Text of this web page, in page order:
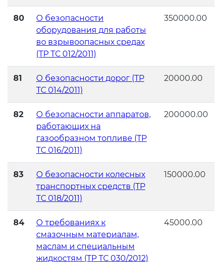
80
О безопасности
оборудования для работы
во взрывоопасных средах
(ТР ТС 012/2011)
350000.00
81
О безопасности дорог (ТР
ТС 014/2011)
20000.00
82
О безопасности аппаратов,
работающих на
газообразном топливе (ТР
ТС 016/2011)
200000.00
83
О безопасности колесных
транспортных средств (ТР
ТС 018/2011)
150000.00
84
О требованиях к
смазочным материалам,
маслам и специальным
жидкостям (ТР ТС 030/2012)
45000.00